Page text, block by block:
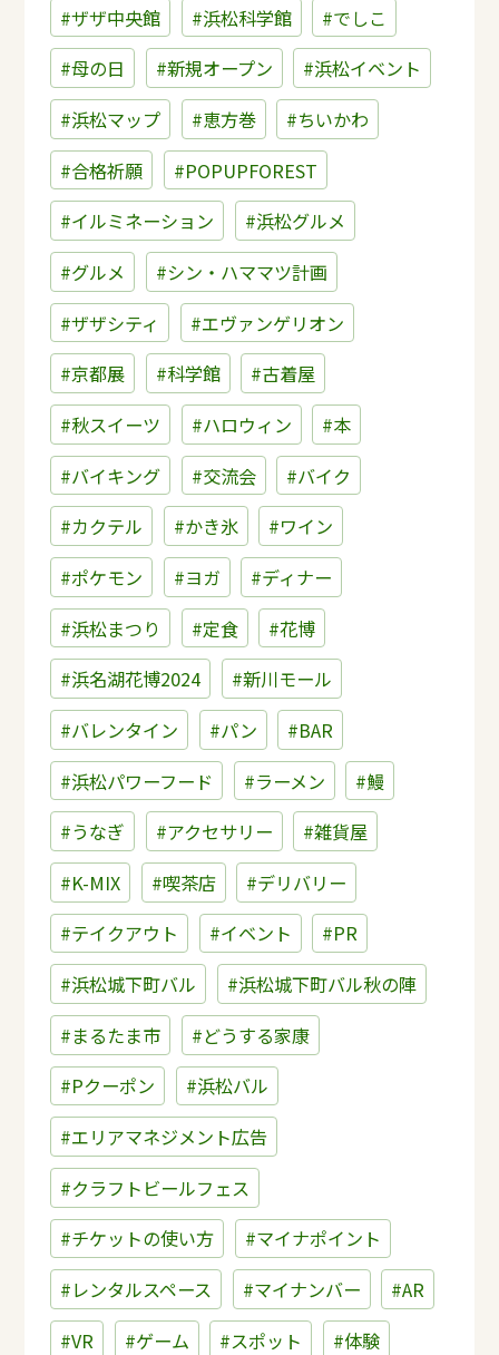
#ザザ中央館
#浜松科学館
#でしこ
#母の日
#新規オープン
#浜松イベント
#浜松マップ
#恵方巻
#ちいかわ
#合格祈願
#POPUPFOREST
#イルミネーション
#浜松グルメ
#グルメ
#シン・ハママツ計画
#ザザシティ
#エヴァンゲリオン
#京都展
#科学館
#古着屋
#秋スイーツ
#ハロウィン
#本
#バイキング
#交流会
#バイク
#カクテル
#かき氷
#ワイン
#ポケモン
#ヨガ
#ディナー
#浜松まつり
#定食
#花博
#浜名湖花博2024
#新川モール
#バレンタイン
#パン
#BAR
#浜松パワーフード
#ラーメン
#鰻
#うなぎ
#アクセサリー
#雑貨屋
#K-MIX
#喫茶店
#デリバリー
#テイクアウト
#イベント
#PR
#浜松城下町バル
#浜松城下町バル秋の陣
#まるたま市
#どうする家康
#Pクーポン
#浜松バル
#エリアマネジメント広告
#クラフトビールフェス
#チケットの使い方
#マイナポイント
#レンタルスペース
#マイナンバー
#AR
#VR
#ゲーム #スポット
#体験